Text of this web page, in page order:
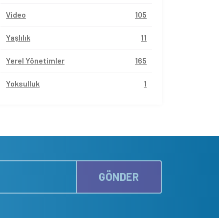
Video 105
Yaşlılık 11
Yerel Yönetimler 165
Yoksulluk 1
GÖNDER